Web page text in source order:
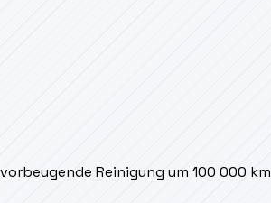
Reinigung um 100 000 km